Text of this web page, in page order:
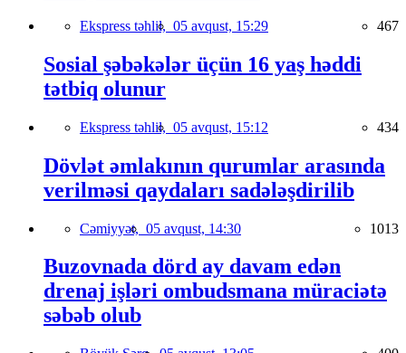
Ekspress təhlil, 05 avqust, 15:29 467
Sosial şəbəkələr üçün 16 yaş həddi
tətbiq olunur
Ekspress təhlil, 05 avqust, 15:12 434
Dövlət əmlakının qurumlar arasında
verilməsi qaydaları sadələşdirilib
Cəmiyyət, 05 avqust, 14:30 1013
Buzovnada dörd ay davam edən
drenaj işləri ombudsmana müraciətə
səbəb olub